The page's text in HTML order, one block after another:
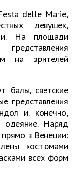
delle Marie,
девушек,
На площади
на зрителей
балы, светские
представления
и, конечно,
одеяние. Наряд
в Венеции:
костюмами
всех форм